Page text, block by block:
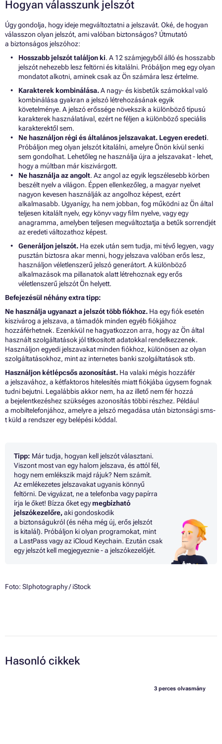
Hogyan válasszunk jelszót
Úgy gondolja, hogy ideje megváltoztatni a jelszavát. Oké, de hogyan
válasszon olyan jelszót, ami valóban biztonságos? Útmutató
a biztonságos jelszóhoz:
Hosszabb jelszót találjon ki. A 12 számjegyből álló és hosszabb
jelszót nehezebb lesz feltörni és kitalálni. Próbáljon meg egy olyan
mondatot alkotni, aminek csak az Ön számára lesz értelme.
Karakterek kombinálása.A nagy- és kisbetűk számokkal való
kombinálása gyakran a jelszó létrehozásának egyik
követelménye. A jelszó erőssége növekszik a különböző típusú
karakterek használatával, ezért ne féljen a különböző speciális
karakterektől sem.
Ne használjon régi és általános jelszavakat. Legyen eredeti.
Próbáljon meg olyan jelszót kitalálni, amelyre Önön kívül senki
sem gondolhat. Lehetőleg ne használja újra a jelszavakat - lehet,
hogy a múltban már kiszivárgott.
Ne használja az angolt. Az angol az egyik legszélesebb körben
beszélt nyelv a világon. Éppen ellenkezőleg, a magyar nyelvet
nagyon kevesen használják az angolhoz képest, ezért
alkalmasabb. Ugyanígy, ha nem jobban, fog működni az Ön által
teljesen kitalált nyelv, egy könyv vagy film nyelve, vagy egy
anagramma, amelyben teljesen megváltoztatja a betűk sorrendjét
az eredeti változathoz képest.
Generáljon jelszót. Ha ezek után sem tudja, mi tévő legyen, vagy
pusztán biztosra akar menni, hogy jelszava valóban erős lesz,
használjon véletlenszerű jelszó generátort. A különböző
alkalmazások ma pillanatok alatt létrehoznak egy erős
véletlenszerű jelszót Ön helyett.
Befejezésül néhány extra tipp:
Ne használja ugyanazt a jelszót több fiókhoz. Ha egy fiók esetén
kiszivárog a jelszava, a támadók minden egyéb fiókjához
hozzáférhetnek. Ezenkívül ne hagyatkozzon arra, hogy az Ön által
használt szolgáltatások jól titkosított adatokkal rendelkezzenek.
Használjon egyedi jelszavakat minden fiókhoz, különösen az olyan
szolgáltatásokhoz, mint az internetes banki szolgáltatások stb.
Használjon kétlépcsős azonosítást. Ha valaki mégis hozzáfér
a jelszavához, a kétfaktoros hitelesítés miatt fiókjába úgysem fognak
tudni bejutni. Legalábbis akkor nem, ha az illető nem fér hozzá
a bejelentkezéshez szükséges azonosítás többi részhez. Például
a mobiltelefonjához, amelyre a jelszó megadása után biztonsági sms-
t küld a rendszer egy belépési kóddal.
Tipp: Már tudja, hogyan kell jelszót választani.
Viszont most van egy halom jelszava, és attól fél,
hogy nem emlékszik majd rájuk? Nem számít.
Az emlékezetes jelszavakat ugyanis könnyű
feltörni. De vigyázat, ne a telefonba vagy papírra
írja le őket! Bízza őket egymegbízható
jelszókezelőre,aki gondoskodik
a biztonságukról (és néha még új, erős jelszót
is kitalál). Próbáljon ki olyan programokat, mint
a LastPass vagy az iCloud Keychain. Ezután csak
egy jelszót kell megjegyeznie - a jelszókezelőjét.
Foto: SIphotography/ iStock
Hasonló cikkek
3 perces olvasmány